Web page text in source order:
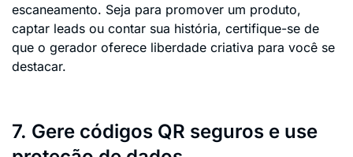
escaneamento. Seja para promover um produto,
captar leads ou contar sua história, certifique-se de
que o gerador oferece liberdade criativa para você se
destacar.
7. Gere códigos QR seguros e use